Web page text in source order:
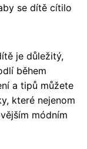
se dítě cítilo
je důležitý,
během
a tipů můžete
které nejenom
módním